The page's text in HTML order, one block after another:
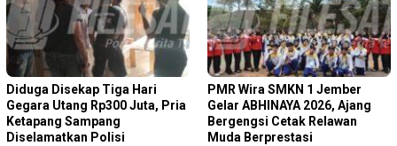
Diduga Disekap Tiga Hari
Gegara Utang Rp300 Juta, Pria
Ketapang Sampang
Diselamatkan Polisi
PMR Wira SMKN 1 Jember
Gelar ABHINAYA 2026, Ajang
Bergengsi Cetak Relawan
Muda Berprestasi